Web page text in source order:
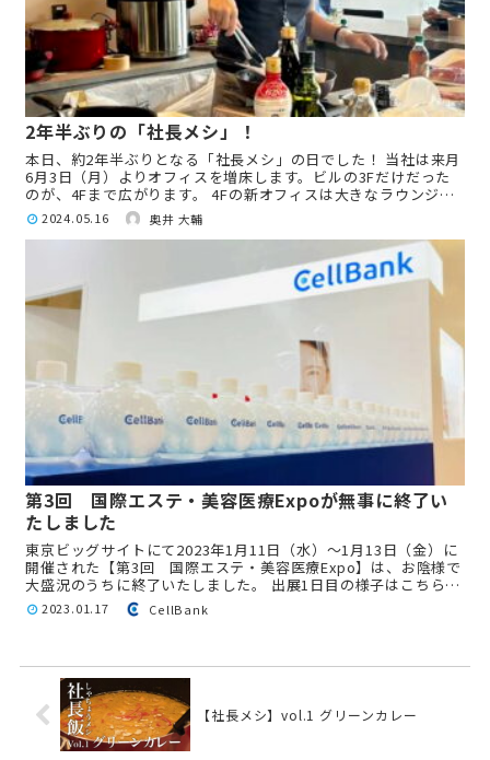
2年半ぶりの「社長メシ」！
本日、約2年半ぶりとなる「社長メシ」の日でした！ 当社は来月
6月3日（月）よりオフィスを増床します。ビルの3Fだけだった
のが、4Fまで広がります。 4Fの新オフィスは大きなラウンジル
ームができるので今後の「社長メシ」は4Fでやることになるで...
2024.05.16 奥井 大輔
第3回 国際エステ・美容医療Expoが無事に終了い
たしました
東京ビッグサイトにて2023年1月11日（水）〜1月13日（金）に
開催された【第3回 国際エステ・美容医療Expo】は、お陰様で
大盛況のうちに終了いたしました。 出展1日目の様子はこちら
美容医療Expo 出展1日目の様子 開催期間中は、非...
2023.01.17 CellBank
【社長メシ】vol.1 グリーンカレー